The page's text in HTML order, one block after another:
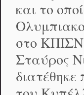
και το
στο
Σταύρος